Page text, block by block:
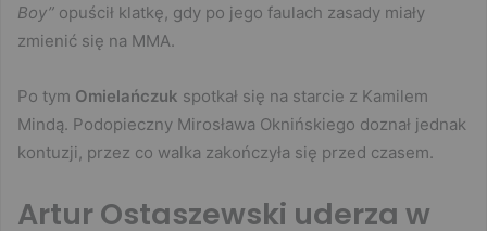
Boy” opuścił klatkę, gdy po jego faulach zasady miały
zmienić się na MMA.
Po tym Omielańczuk spotkał się na starcie z Kamilem
Mindą. Podopieczny Mirosława Oknińskiego doznał jednak
kontuzji, przez co walka zakończyła się przed czasem.
Artur Ostaszewski uderza w